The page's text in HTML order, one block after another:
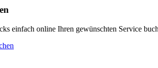
einfach online Ihren gewünschten Service